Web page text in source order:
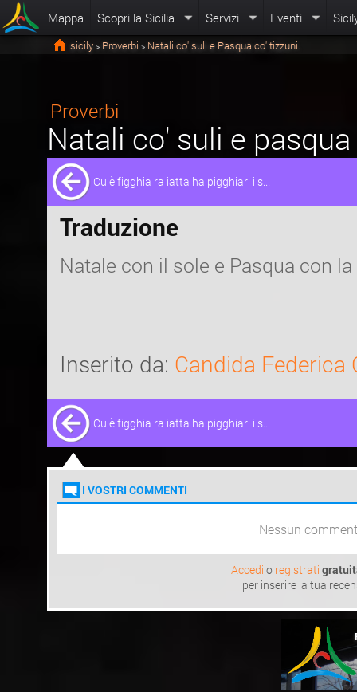
Mappa Scopri la Sicilia Servizi Eventi
sicily > Proverbi > Natali co' suli e Pasqua co' tizzuni.
Proverbi
Natali co' suli e
Cu è figghia ra iatta ha pigghiari i s...
Traduzione
Natale con il sole e Pasqua con
Inserito da: Candida Federica
Cu è figghia ra iatta ha pigghiari i s...
I VOSTRI COMMENTI
Nessun
Accedi o registrati
per inserire la tua